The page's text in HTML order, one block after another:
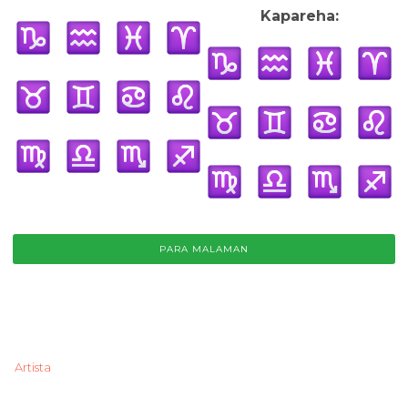
Kapareha:
PARA MALAMAN
Artista